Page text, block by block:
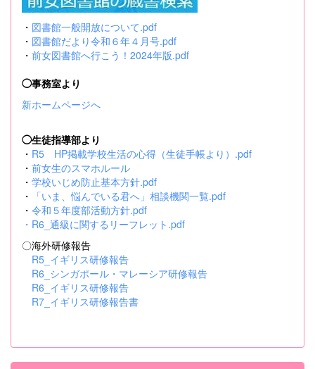
・ 図書館一般開放について.pdf
・ 図書館だより令和６年４月号.pdf
・ 前女図書館へ行こう！2024年版.pdf
◯事務室より
新ホームページへ
◯生徒指導部より
・ R5 HP掲載学校生活の心得（生徒手帳より）.pdf
・ 前女生のスマホルール
・ 学校いじめ防止基本方針.pdf
・
「いま、悩んでいる君へ」相談機関一覧.pdf
・ 令和５年度部活動方針.pdf
・ R6_通級に関するリーフレット.pdf
〇海外研修報告
R5_イギリス研修報告
R6_シンガポール・マレーシア研修報告
R6_イギリス研修報告
R7_イギリス研修報告書